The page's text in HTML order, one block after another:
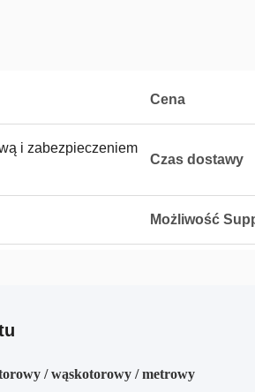
Cena
i zabezpieczeniem
Czas dostawy
Możliwość
/ wąskotorowy / metrowy